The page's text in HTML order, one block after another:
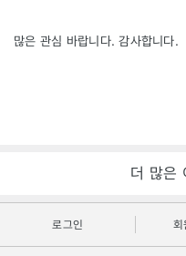
많은 관심 바랍니다. 감사합니다.
더 많은
로그인 회